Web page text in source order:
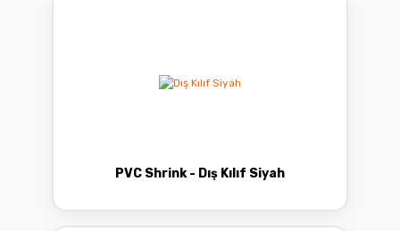
PVC Shrink - Dış Kılıf Siyah